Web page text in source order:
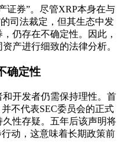
证券”。尽管XRP本身在与
司法裁定，但其生态中发
仍存在不确定性。因此，
产进行细致的法律分析。
确定性
开发者仍需保持理性。首
不代表SEC委员会的正式
性存疑。五年后该声明将
动，这意味着长期政策前